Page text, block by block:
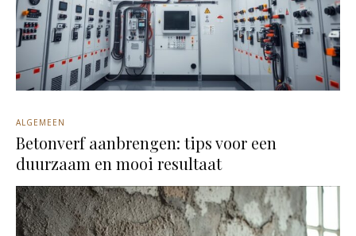
ALGEMEEN
Betonverf aanbrengen: tips voor een
duurzaam en mooi resultaat